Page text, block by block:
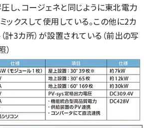
し、コージェネと同じように東北電力
ックスして使用している。この他に2カ
計3カ所）が設置されている（前出の写